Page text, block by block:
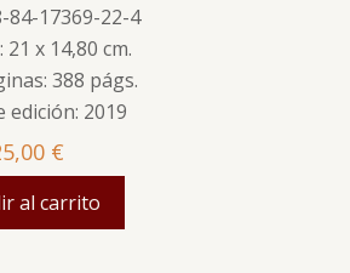
84-17369-22-4
x 14,80 cm.
388 págs.
edición: 2019
€
al carrito